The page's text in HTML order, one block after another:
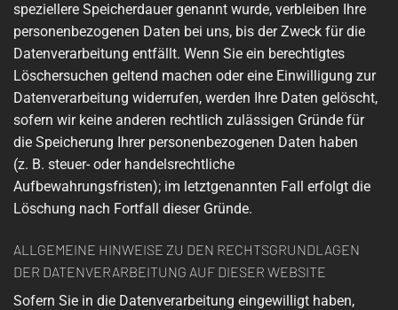
speziellere Speicherdauer genannt wurde, verbleiben Ihre
personenbezogenen Daten bei uns, bis der Zweck für die
Datenverarbeitung entfällt. Wenn Sie ein berechtigtes
Löschersuchen geltend machen oder eine Einwilligung zur
Datenverarbeitung widerrufen, werden Ihre Daten gelöscht,
sofern wir keine anderen rechtlich zulässigen Gründe für
die Speicherung Ihrer personenbezogenen Daten haben
(z. B. steuer- oder handelsrechtliche
Aufbewahrungsfristen); im letztgenannten Fall erfolgt die
Löschung nach Fortfall dieser Gründe.
ALLGEMEINE HINWEISE ZU DEN RECHTSGRUNDLAGEN
DER DATENVERARBEITUNG AUF DIESER WEBSITE
Sofern Sie in die Datenverarbeitung eingewilligt haben,